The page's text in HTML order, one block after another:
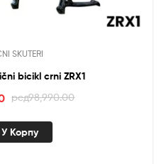
SKUTERI
bicikl crni ZRX1
рсд98,990.00
Оригинална
је
Тренутна
је:Корпу